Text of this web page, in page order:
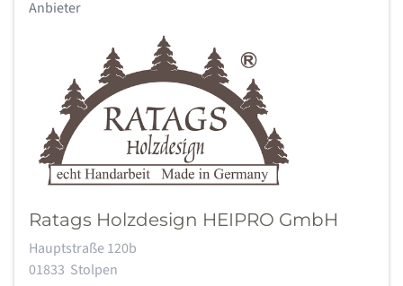
Anbieter
Ratags Holzdesign HEIPRO GmbH
Adresse:
Hauptstraße 120b
01833 Stolpen